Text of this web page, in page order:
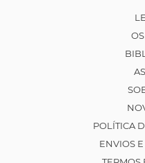
POLÍTICA
ENVIOS